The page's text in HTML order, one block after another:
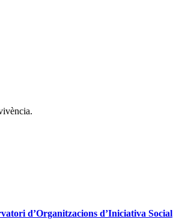
d’Organitzacions d’Iniciativa Social